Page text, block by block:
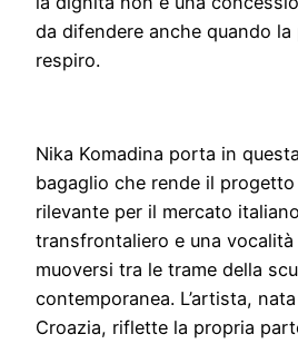
da difendere anche quando la
respiro.
Nika Komadina porta in
bagaglio che rende il
rilevante per il mercato
transfrontaliero e una
muoversi tra le trame della
contemporanea. L’artista,
Croazia, riflette la propria